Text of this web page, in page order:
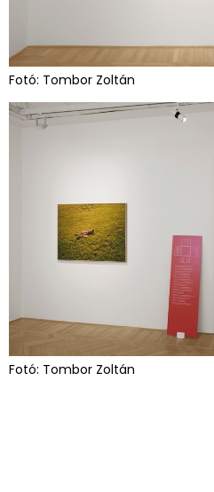
Fotó: Tombor Zoltán
Fotó: Tombor Zoltán